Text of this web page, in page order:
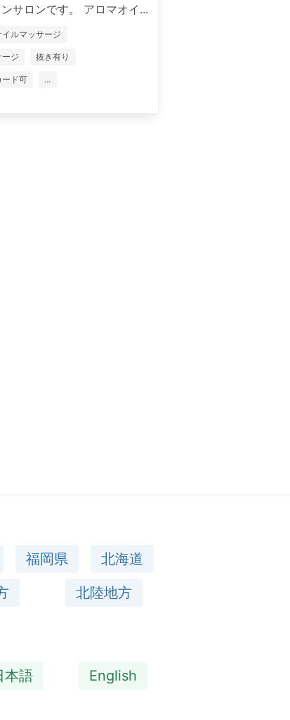
サロンです。 アロマオイ...
イルマッサージ
ジ 抜き有り
ード可 ...
福岡県
北海道
北陸地方
本語 English